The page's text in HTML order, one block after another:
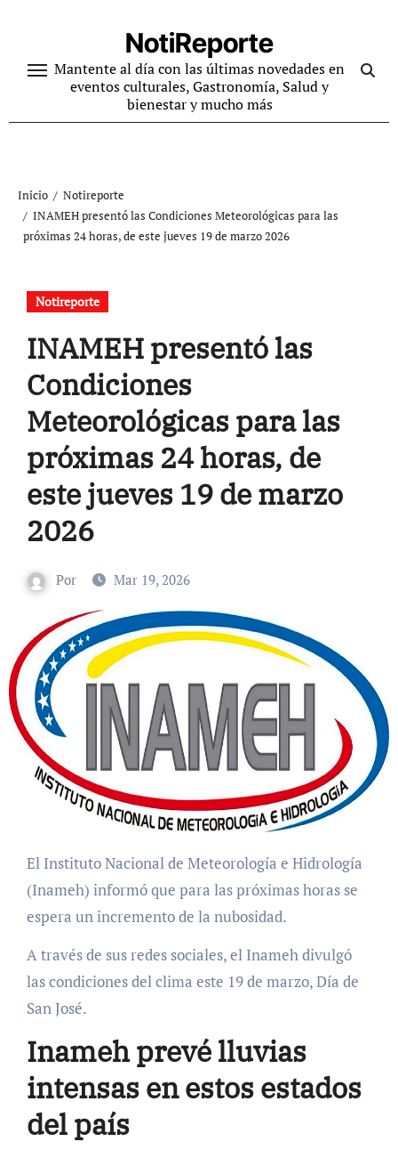
contenido
NotiReporte
Mantente al día con las últimas novedades en
eventos culturales, Gastronomía, Salud y
bienestar y mucho más
Inicio
Notireporte
INAMEH presentó las Condiciones Meteorológicas para las
próximas 24 horas, de este jueves 19 de marzo 2026
Notireporte
INAMEH presentó las
Condiciones
Meteorológicas para las
próximas 24 horas, de
este jueves 19 de marzo
2026
Por Mar 19, 2026
El Instituto Nacional de Meteorología e Hidrología
(Inameh) informó que para las próximas horas se
espera un incremento de la nubosidad.
A través de sus redes sociales, el Inameh divulgó
las condiciones del clima este 19 de marzo, Día de
San José.
Inameh prevé lluvias
intensas en estos estados
del país